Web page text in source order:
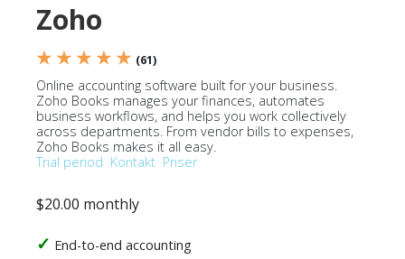
Zoho
★ ★ ★ ★ ★ (61)
Online accounting software built for your business.
Zoho Books manages your finances, automates
business workflows, and helps you work collectively
across departments. From vendor bills to expenses,
Zoho Books makes it all easy.
Trial period Kontakt Priser
$20.00 monthly
End-to-end accounting